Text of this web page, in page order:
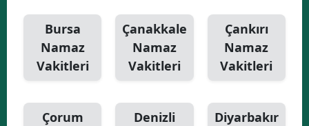
Bursa
Namaz
Vakitleri
Çanakkale
Namaz
Vakitleri
Çankırı
Namaz
Vakitleri
Çorum
Denizli
Diyarbakır